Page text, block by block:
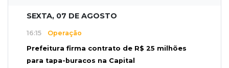
SEXTA, 07 DE AGOSTO
16:15 Operação
Prefeitura firma contrato de R$ 25 milhões
para tapa-buracos na Capital